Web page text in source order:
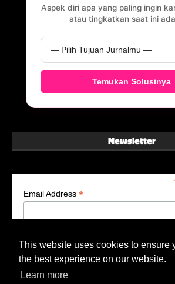
This website uses cookies to ensure
the best experience on our website.
Learn more
Aspek diri apa yang paling ingin
atau tingkatkan saat ini
Temukan Solusinya
Newsletter
Email Address *